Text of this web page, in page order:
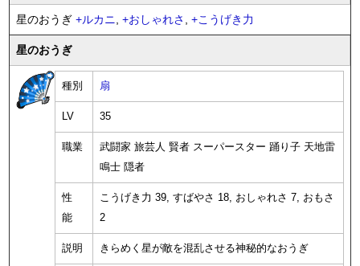
星のおうぎ +ルカニ, +おしゃれさ , +こうげき力
星のおうぎ
種別 扇
LV 35
職業
武闘家 旅芸人 賢者 スーパースター 踊り子 天地雷
鳴士 隠者
性
能
こうげき力 39, すばやさ 18, おしゃれさ 7, おもさ
2
説明 きらめく星が敵を混乱させる神秘的なおうぎ